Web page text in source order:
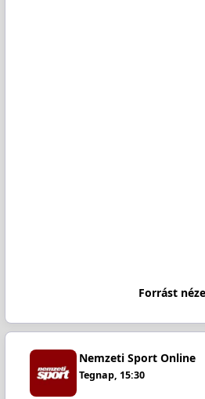
Forrást
Nemzeti Sport Online
Tegnap, 15:30